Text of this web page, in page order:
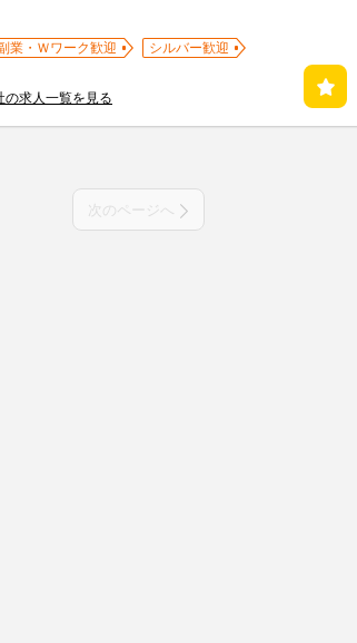
業・Ｗワーク歓迎
シルバー歓迎
の求人一覧を見る
次のページへ